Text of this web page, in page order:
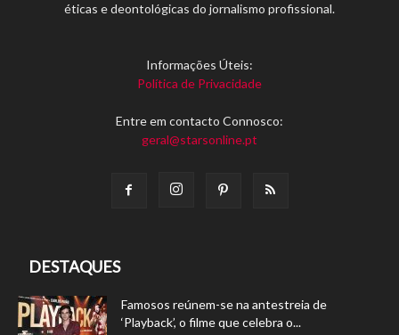
éticas e deontológicas do jornalismo profissional.
Informações Úteis:
Política de Privacidade
Entre em contacto Connosco:
geral@starsonline.pt
DESTAQUES
Famosos reúnem-se na antestreia de
‘Playback’, o filme que celebra o...